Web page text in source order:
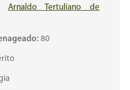
Arnaldo Tertuliano de
80